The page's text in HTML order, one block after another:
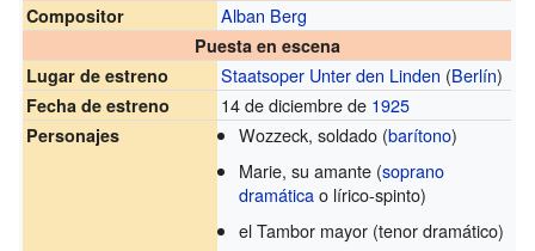
Compositor
Alban Berg
Puesta en escena
Lugar de estreno
Staatsoper Unter den Linden (Berlín)
Fecha de estreno 14 de diciembre de 1925
Personajes Wozzeck, soldado (barítono)
Marie, su amante (soprano
dramáticao lírico-spinto)
el Tambor mayor (tenor dramático)